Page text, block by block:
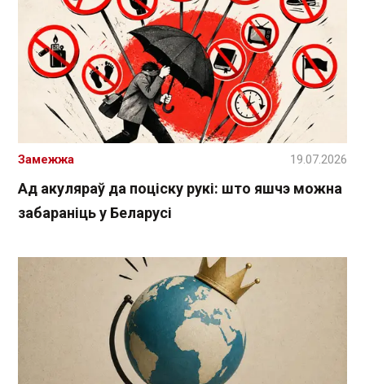
Ад акуляраў да поціску рукі: што яшчэ можна
забараніць у Беларусі
Замежжа 19.07.2026